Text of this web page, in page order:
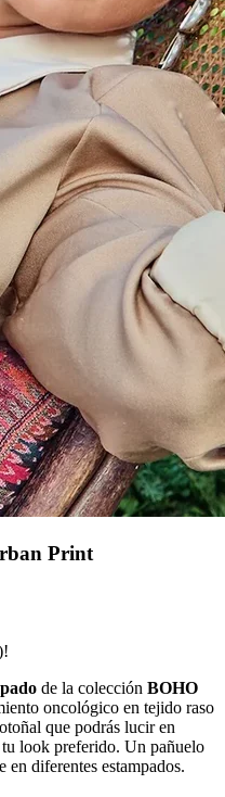
Print
de la colección BOHO
oncológico en tejido raso
que podrás lucir en
tu look preferido. Un pañuelo
diferentes estampados.